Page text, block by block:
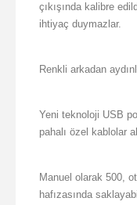
çıkışında kalibre
ihtiyaç duymazlar.
Renkli arkadan
Yeni teknoloji USB
pahalı özel kablolar
Manuel olarak 500,
hafızasında